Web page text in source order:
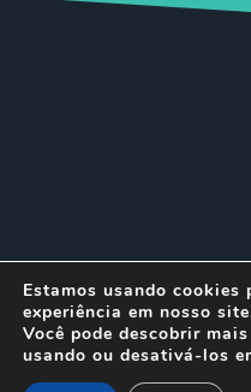
Estamos usando cookies
experiência em nosso
Você pode descobrir
usando ou desativá-los